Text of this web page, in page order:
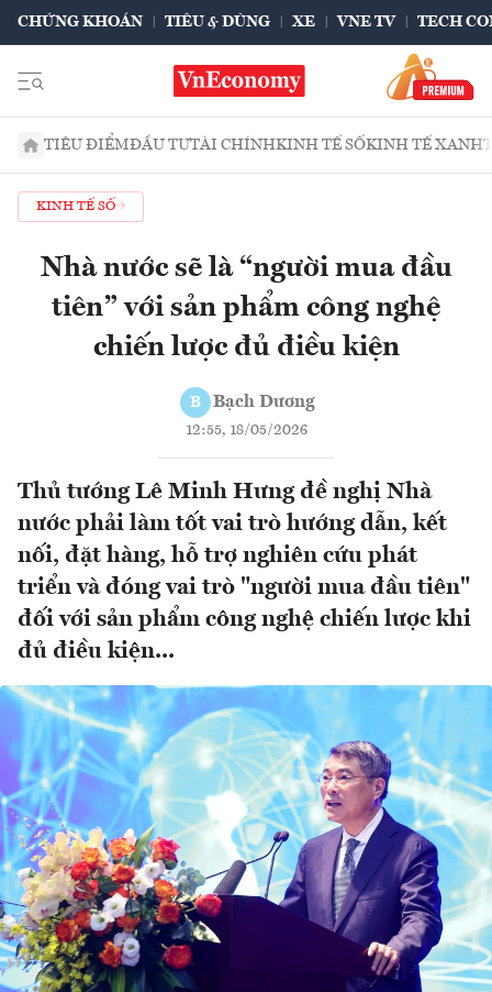
CHỨNG KHOÁN TIÊU & DÙNG XE VNE TV TECH
TIÊU ĐIỂMĐẦU TƯTÀI CHÍNHKINH TẾ SỐKINH TẾ XANH
KINH TẾ SỐ
Nhà nước sẽ là “người mua đầu
tiên” với sản phẩm công nghệ
chiến lược đủ điều kiện
B Bạch Dương
12:55, 18/05/2026
Thủ tướng Lê Minh Hưng đề nghị Nhà
nước phải làm tốt vai trò hướng dẫn, kết
nối, đặt hàng, hỗ trợ nghiên cứu phát
triển và đóng vai trò "người mua đầu tiên"
đối với sản phẩm công nghệ chiến lược khi
đủ điều kiện...